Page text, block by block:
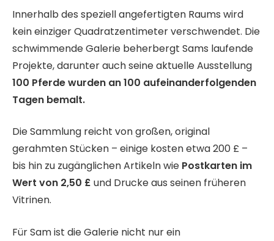
Innerhalb des speziell angefertigten Raums wird
kein einziger Quadratzentimeter verschwendet. Die
schwimmende Galerie beherbergt Sams laufende
Projekte, darunter auch seine aktuelle Ausstellung
100 Pferde wurden an 100 aufeinanderfolgenden
Tagen bemalt.
Die Sammlung reicht von großen, original
gerahmten Stücken – einige kosten etwa 200 £ –
bis hin zu zugänglichen Artikeln wie Postkarten im
Wert von 2,50 £ und Drucke aus seinen früheren
Vitrinen.
Für Sam ist die Galerie nicht nur ein